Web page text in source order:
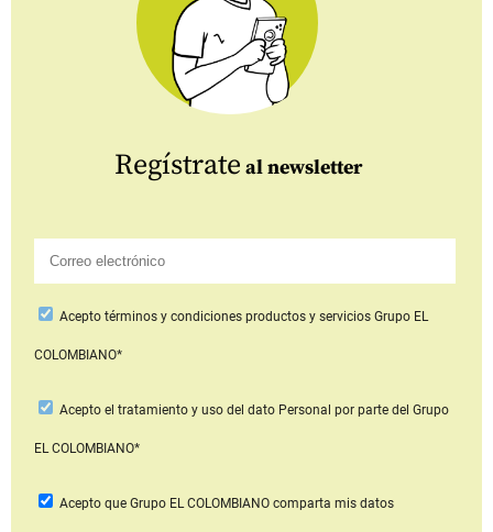
Regístrate al newsletter
Aceptotérminos y condiciones productos y serviciosGrupo EL
COLOMBIANO*
Acepto el tratamiento y uso del dato Personal por parte del Grupo
EL COLOMBIANO*
Acepto que Grupo EL COLOMBIANOcomparta mis datos